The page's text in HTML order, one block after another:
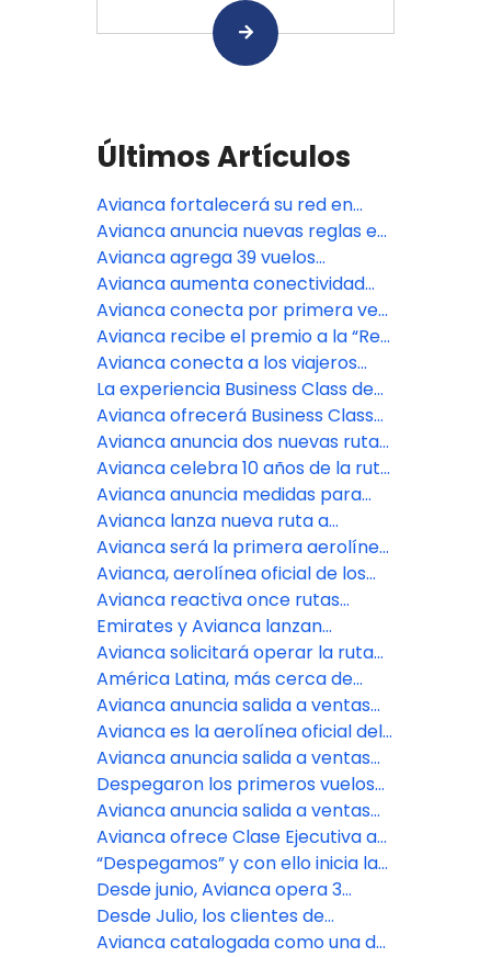
Últimos Artículos
Avianca fortalecerá su red en
Estados Unidos con nuevas
frecuencias y vuelos
permanentes
Avianca anuncia nuevas reglas en
el equipaje de mano: de qué trata
y para quiénes aplica
Avianca agrega 39 vuelos
semanales y reanuda populares
rutas estacionales entre Estados
Unidos y Latinoamérica
Avianca aumenta conectividad
entre Colombia y Argentina con
más vuelos en la ruta Bogotá -
Córdoba
Avianca conecta por primera vez
a Monterrey con Bogotá y más de
80 destinos en el mundo
Avianca recibe el premio a la “Red
Más Mejorada” en los Cranky
Network Awards 2025
Avianca conecta a los viajeros
peruanos con La Habana vía
Bogotá
La experiencia Business Class de
Avianca ya está disponible en más
de 30 rutas de las Américas
Avianca ofrecerá Business Class
en 34 rutas de las Américas
Avianca anuncia dos nuevas rutas
para conectar a Bogotá con
Georgetown, Guyana, y a Medellín
con Ciudad de Panamá
Avianca celebra 10 años de la ruta
directa Bogotá-Londres
Avianca anuncia medidas para
proteger a los pasajeros y la
conectividad del país
Avianca lanza nueva ruta a
Guayaquil y más frecuencias a San
José desde Buenos Aires
Avianca será la primera aerolínea
de Sudamérica en volar a Tulum
Avianca, aerolínea oficial de los
comités olímpicos de Colombia,
Ecuador y El Salvador
Avianca reactiva once rutas
estacionales desde los Estados
Unidos para conectar más con las
Américas
Emirates y Avianca lanzan
acuerdo de código compartido
recíproco a través de sus destinos
en Europa
Avianca solicitará operar la ruta
directa entre Brasilia y Bogotá
desde octubre
América Latina, más cerca de
Europa: ya está a la venta la
nueva ruta directa Bogotá – París
de Avianca
Avianca anuncia salida a ventas
de nuevas rutas para conectar a
Medellín con Buenos Aires,
Santiago y Lima
Avianca es la aerolínea oficial del
Carnaval de Barranquilla
Avianca anuncia salida a ventas
de nueva ruta para volar entre
Medellín y Aruba
Despegaron los primeros vuelos
de avianca para conectar a
Bogotá con Cuzco en Perú y
Tegucigalpa en Honduras
Avianca anuncia salida a ventas
de dos nuevas rutas para
conectar a Bogotá con
Tegucigalpa vía Palmerola y
Cusco
Avianca ofrece Clase Ejecutiva a
cuatro destinos en América
“Despegamos” y con ello inicia la
conexión aérea entre las
provincias de Manabí y Galápagos
Desde junio, Avianca opera 3
vuelos semanales para unir a
Quito con Cancún
Desde Julio, los clientes de
Avianca podrán volar sin escalas
Avianca catalogada como una de